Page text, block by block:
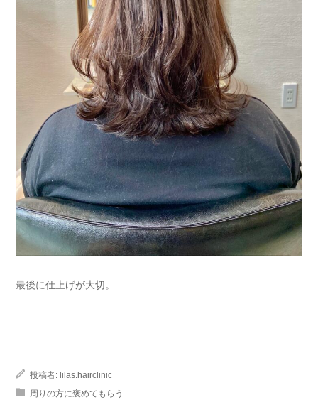
最後に仕上げが大切。
投稿者: lilas.hairclinic
周りの方に褒めてもらう